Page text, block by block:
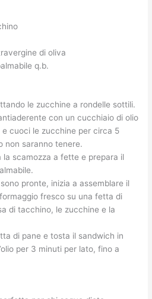
di oliva
q.b.
le zucchine a rondelle sottili.
con un cucchiaio di olio
cuoci le zucchine per circa 5
non saranno tenere.
scamozza a fette e prepara il
pronte, inizia a assemblare il
fresco su una fetta di
di tacchino, le zucchine e la
di pane e tosta il sandwich in
per 3 minuti per lato, fino a